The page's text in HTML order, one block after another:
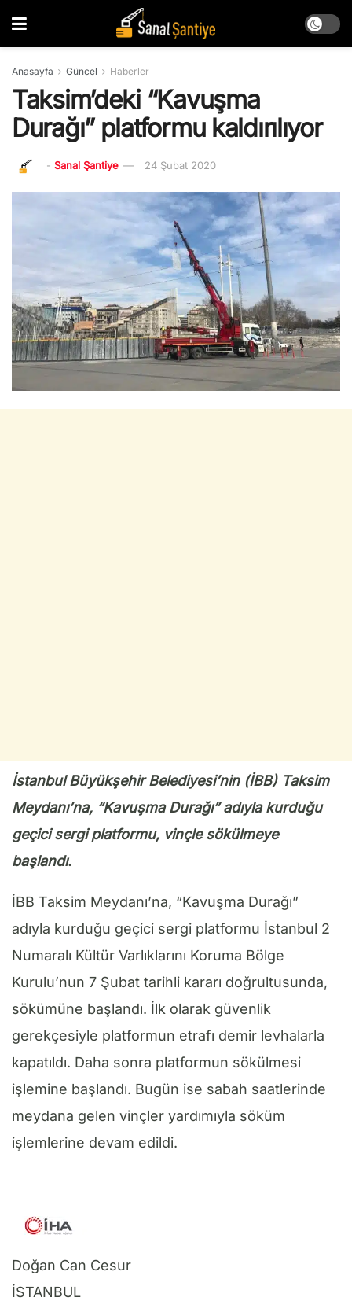
Anasayfa Güncel Haberler
Taksim’deki “Kavuşma
Durağı” platformu kaldırılıyor
- Sanal Şantiye 24 Şubat 2020
İstanbul Büyükşehir Belediyesi’nin (İBB) Taksim
Meydanı’na, “Kavuşma Durağı” adıyla kurduğu
geçici sergi platformu, vinçle sökülmeye
başlandı.
İBB Taksim Meydanı’na, “Kavuşma Durağı”
adıyla kurduğu geçici sergi platformu İstanbul 2
Numaralı Kültür Varlıklarını Koruma Bölge
Kurulu’nun 7 Şubat tarihli kararı doğrultusunda,
sökümüne başlandı. İlk olarak güvenlik
gerekçesiyle platformun etrafı demir levhalarla
kapatıldı. Daha sonra platformun sökülmesi
işlemine başlandı. Bugün ise sabah saatlerinde
meydana gelen vinçler yardımıyla söküm
işlemlerine devam edildi.
Doğan Can Cesur
İSTANBUL